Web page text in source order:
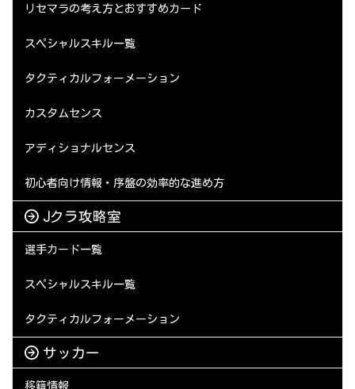
リセマラの考え方とおすすめカード
スペシャルスキル一覧
タクティカルフォーメーション
カスタムセンス
アディショナルセンス
初心者向け情報・序盤の効率的な進め方
Jクラ攻略室
選手カード一覧
スペシャルスキル一覧
タクティカルフォーメーション
サッカー
移籍情報